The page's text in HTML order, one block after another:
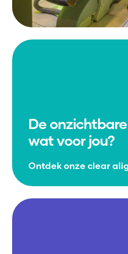
De
wat voor jou?
Ontdek onze clear